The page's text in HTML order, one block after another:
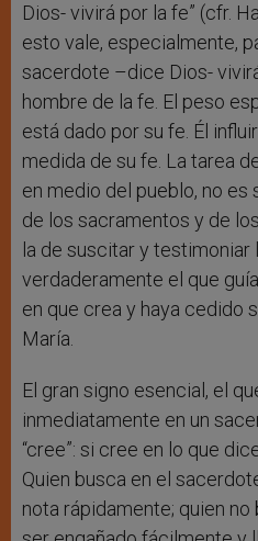
Dios- vivirá por la fe” (cfr.
esto vale, especialmente,
sacerdote –dice Dios-
hombre de la fe. El peso
está dado por su fe. Él
medida de su fe. La tarea
en medio del pueblo, no
de los sacramentos y de
la de suscitar y testimoniar
verdaderamente el que
en que crea y haya cedido
María.
El gran signo esencial, el
inmediatamente en un
“cree”: si cree en lo que
Quien busca en el
nota rápidamente; quien